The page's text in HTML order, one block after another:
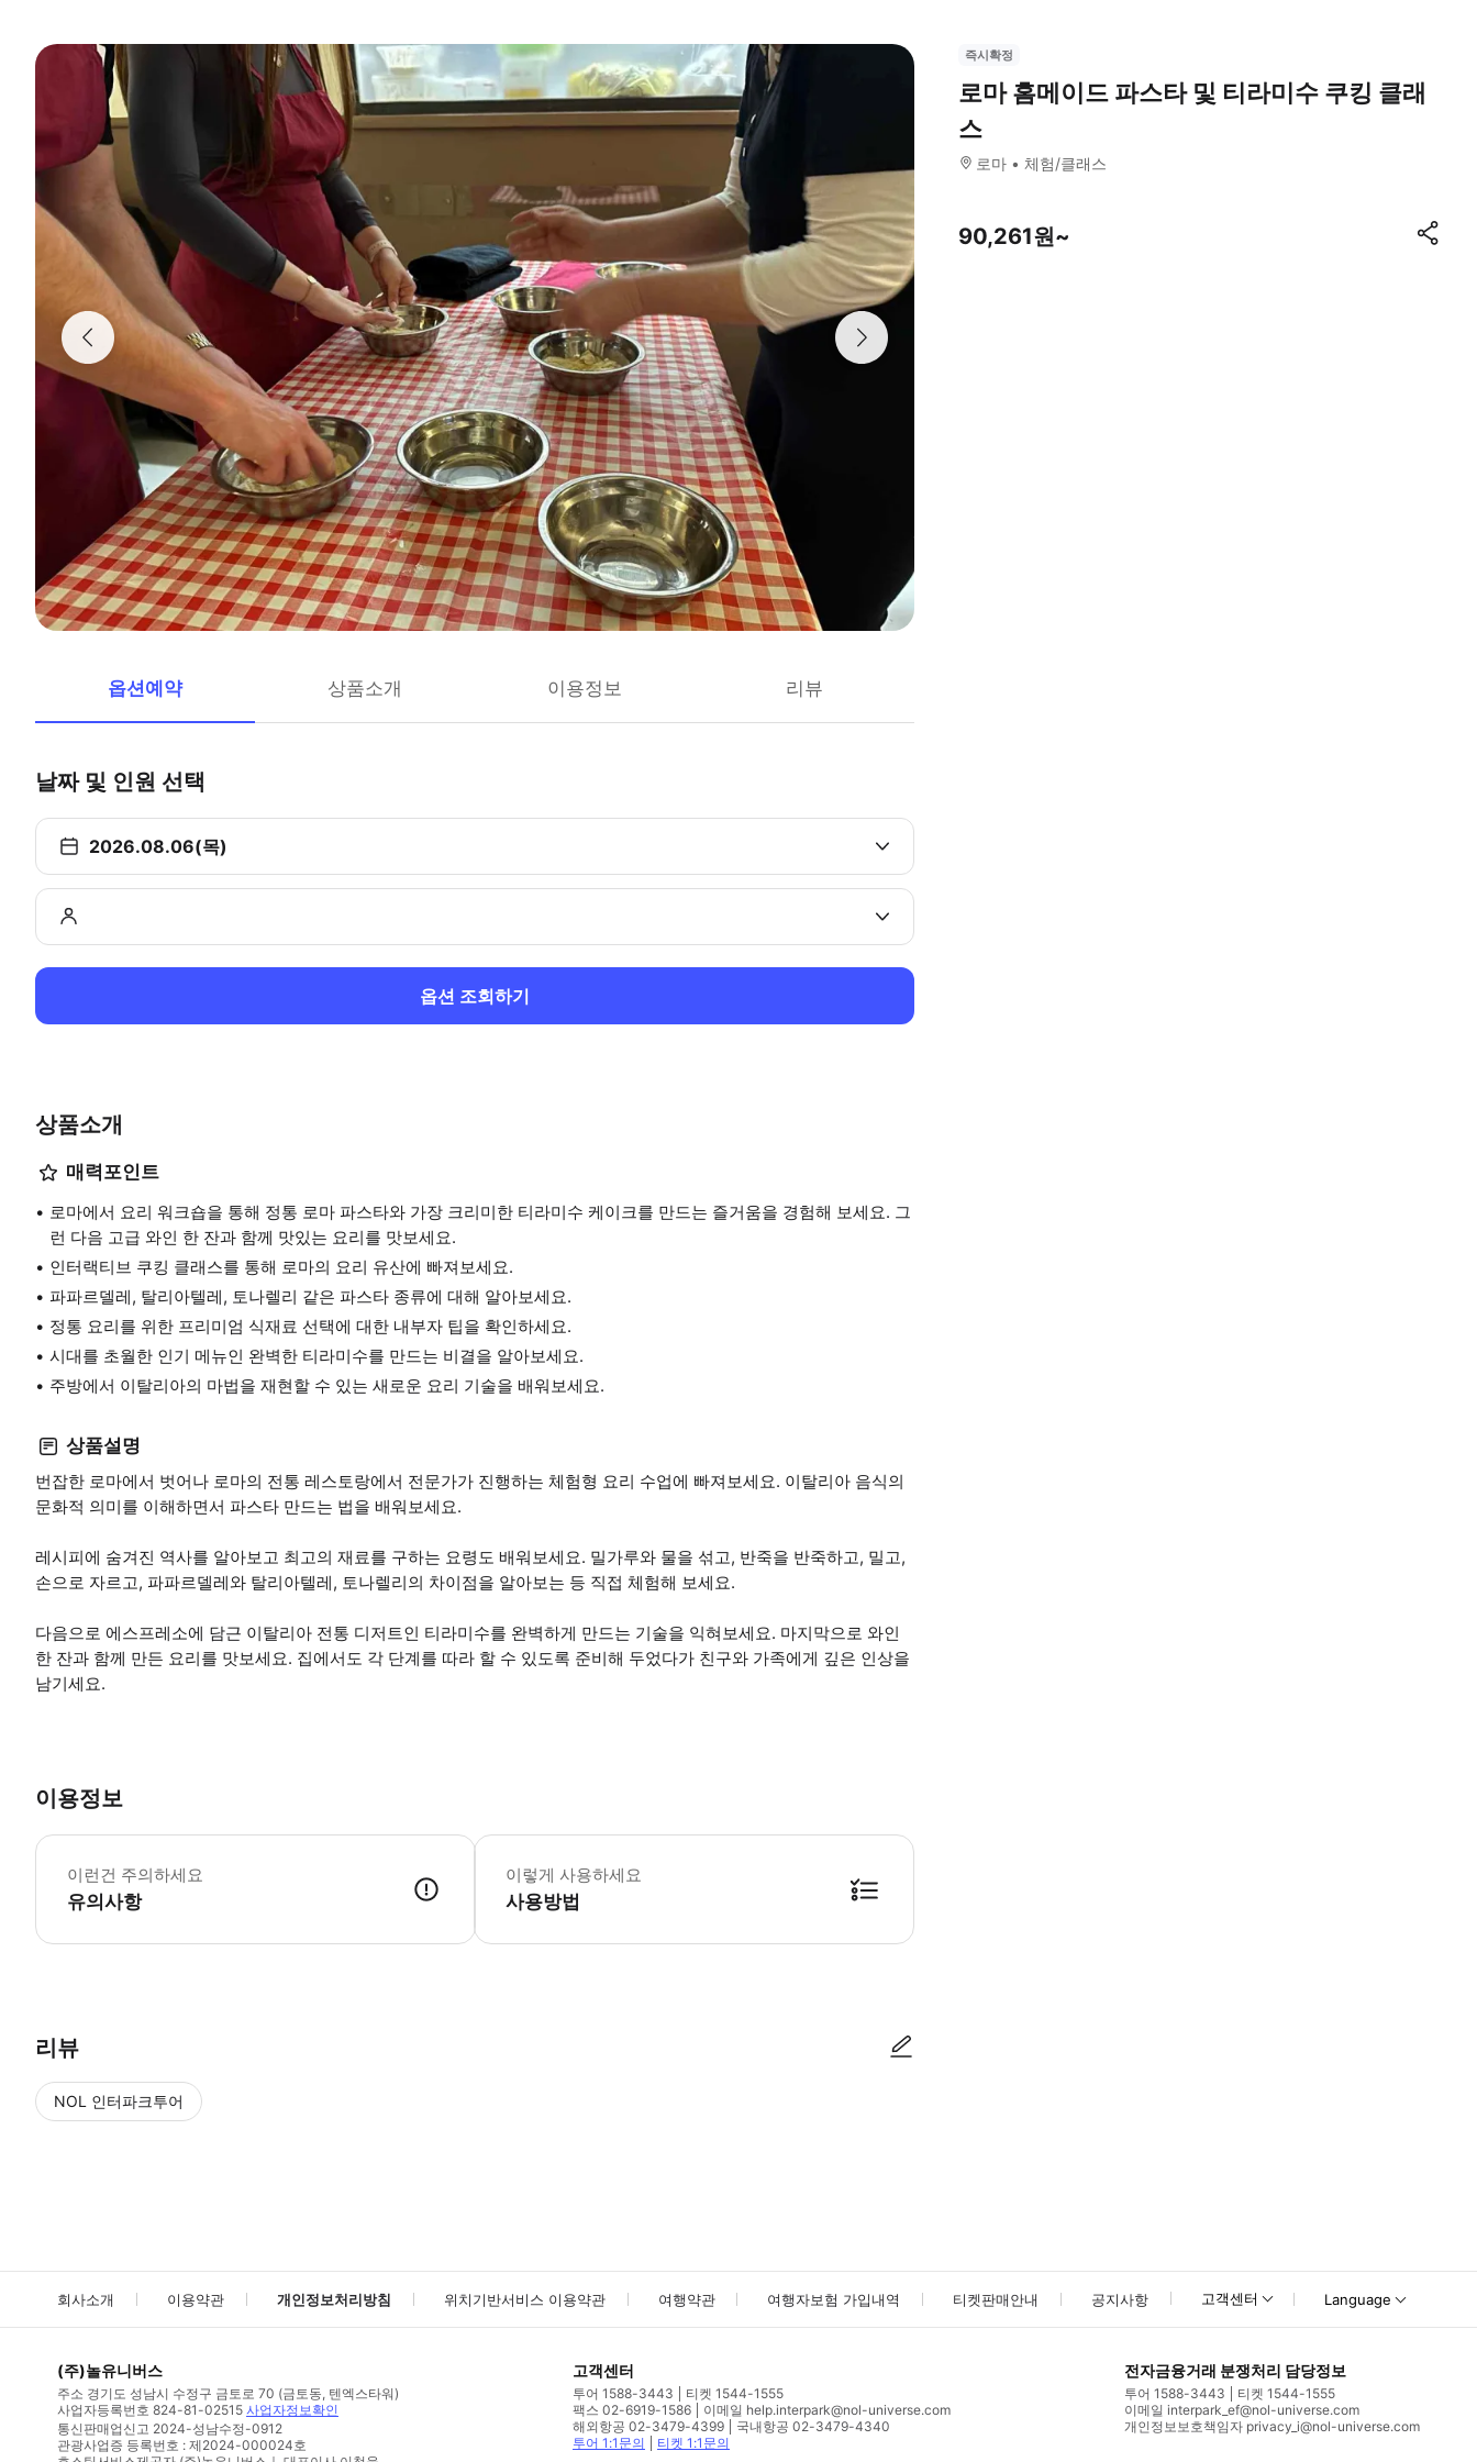
옵션예약 상품소개 이용정보 리뷰
날짜 및 인원 선택
2026.08.06(목)
옵션 조회하기
상품소개
매력포인트
로마에서 요리 워크숍을 통해 정통 로마 파스타와 가장 크리미한 티라미수 케이크를 만드는 즐거움을 경험해 보세요. 그
런 다음 고급 와인 한 잔과 함께 맛있는 요리를 맛보세요.
인터랙티브 쿠킹 클래스를 통해 로마의 요리 유산에 빠져보세요.
파파르델레, 탈리아텔레, 토나렐리 같은 파스타 종류에 대해 알아보세요.
정통 요리를 위한 프리미엄 식재료 선택에 대한 내부자 팁을 확인하세요.
시대를 초월한 인기 메뉴인 완벽한 티라미수를 만드는 비결을 알아보세요.
주방에서 이탈리아의 마법을 재현할 수 있는 새로운 요리 기술을 배워보세요.
상품설명
번잡한 로마에서 벗어나 로마의 전통 레스토랑에서 전문가가 진행하는 체험형 요리 수업에 빠져보세요. 이탈리아 음식의
문화적 의미를 이해하면서 파스타 만드는 법을 배워보세요.
레시피에 숨겨진 역사를 알아보고 최고의 재료를 구하는 요령도 배워보세요. 밀가루와 물을 섞고, 반죽을 반죽하고, 밀고,
손으로 자르고, 파파르델레와 탈리아텔레, 토나렐리의 차이점을 알아보는 등 직접 체험해 보세요.
다음으로 에스프레소에 담근 이탈리아 전통 디저트인 티라미수를 완벽하게 만드는 기술을 익혀보세요. 마지막으로 와인
한 잔과 함께 만든 요리를 맛보세요. 집에서도 각 단계를 따라 할 수 있도록 준비해 두었다가 친구와 가족에게 깊은 인상을
남기세요.
이용정보
이런건 주의하세요
유의사항
* 소요시간 : 150분 (옵션에 따라 소요 시간이 다를 수 있으니, 예약 시 확인 부탁드립니다.)
이렇게 사용하세요
사용방법
리뷰
NOL 인터파크투어
즉시확정
로마 홈메이드 파스타 및 티라미수 쿠킹 클래
스
로마 체험/클래스
90,261원~
회사소개 이용약관 개인정보처리방침 위치기반서비스 이용약관 여행약관 여행자보험 가입내역 티켓판매안내 공지사항 고객센터 Language
(주)놀유니버스
주소 경기도 성남시 수정구 금토로 70 (금토동, 텐엑스타워)
사업자등록번호 824-81-02515 사업자정보확인
통신판매업신고 2024-성남수정-0912
관광사업증 등록번호 : 제2024-000024호
고객센터
투어 1588-3443
티켓 1544-1555
팩스 02-6919-1586
이메일 help.interpark@nol-universe.com
해외항공 02-3479-4399
국내항공 02-3479-4340
투어 1:1문의
티켓 1:1문의
전자금융거래 분쟁처리 담당정보
투어 1588-3443
티켓 1544-1555
이메일 interpark_ef@nol-universe.com
개인정보보호책임자 privacy_i@nol-universe.com